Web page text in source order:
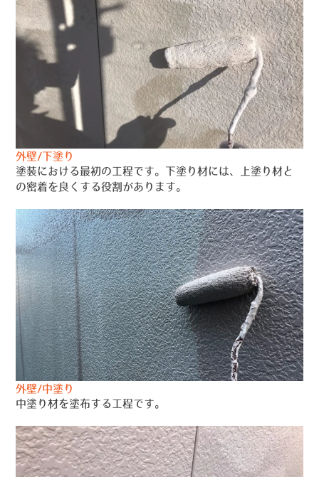
外壁/下塗り
塗装における最初の工程です。下塗り材には、上塗り材と
の密着を良くする役割があります。
外壁/中塗り
中塗り材を塗布する工程です。